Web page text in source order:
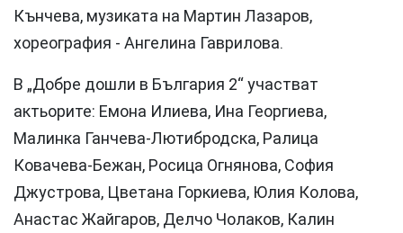
Кънчева, музиката на Мартин Лазаров,
хореография - Ангелина Гаврилова.
В „Добре дошли в България 2“ участват
актьорите: Емона Илиева, Ина Георгиева,
Малинка Ганчева-Лютибродска, Ралица
Ковачева-Бежан, Росица Огнянова, София
Джустрова, Цветана Горкиева, Юлия Колова,
Анастас Жайгаров, Делчо Чолаков, Калин